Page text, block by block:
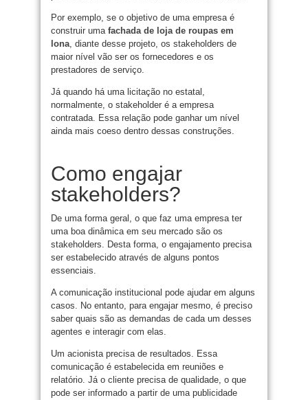
Por exemplo, se o objetivo de uma empresa é
construir uma fachada de loja de roupas em
lona, diante desse projeto, os stakeholders de
maior nível vão ser os fornecedores e os
prestadores de serviço.
Já quando há uma licitação no estatal,
normalmente, o stakeholder é a empresa
contratada. Essa relação pode ganhar um nível
ainda mais coeso dentro dessas construções.
Como engajar
stakeholders?
De uma forma geral, o que faz uma empresa ter
uma boa dinâmica em seu mercado são os
stakeholders. Desta forma, o engajamento precisa
ser estabelecido através de alguns pontos
essenciais.
A comunicação institucional pode ajudar em alguns
casos. No entanto, para engajar mesmo, é preciso
saber quais são as demandas de cada um desses
agentes e interagir com elas.
Um acionista precisa de resultados. Essa
comunicação é estabelecida em reuniões e
relatório. Já o cliente precisa de qualidade, o que
pode ser informado a partir de uma publicidade